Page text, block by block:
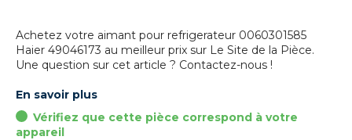
Achetez votre aimant pour refrigerateur 0060301585
Haier 49046173 au meilleur prix sur Le Site de la Pièce.
Une question sur cet article ? Contactez-nous !
En savoir plus
Vérifiez que cette pièce correspond à votre
appareil